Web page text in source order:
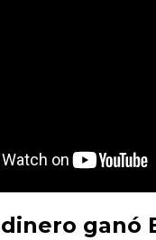
ganó